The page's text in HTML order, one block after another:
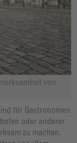
von
für Gastronomen
oder anderer
zu machen.